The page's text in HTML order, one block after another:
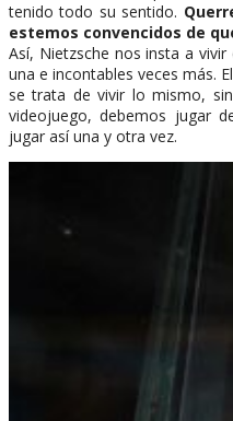
tenido todo su sentido.
estemos convencidos de
Así, Nietzsche nos insta a
una e incontables veces más.
se trata de vivir lo mismo,
videojuego, debemos jugar
jugar así una y otra vez.